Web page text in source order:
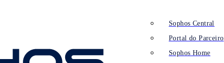
Sophos Central
Portal do Parceiro
Sophos Home